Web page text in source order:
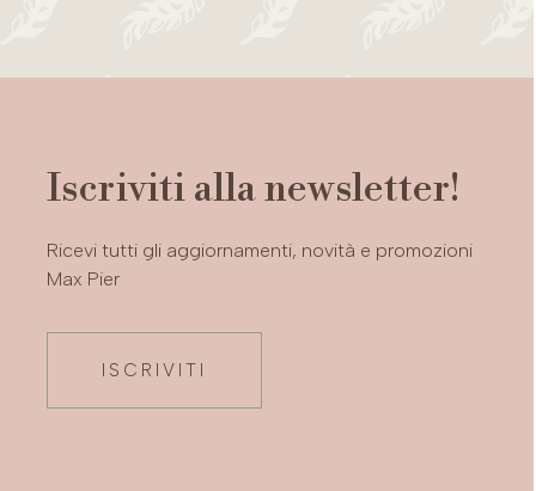
Iscriviti alla newsletter!
Ricevi tutti gli aggiornamenti, novità e promozioni
Max Pier
ISCRIVITI